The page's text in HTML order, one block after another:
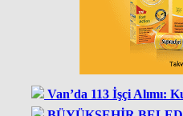
Van’da 113 İşçi Alımı: